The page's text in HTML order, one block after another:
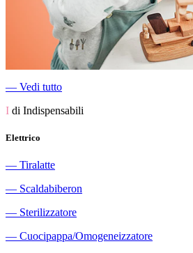
― Vedi tutto
I di Indispensabili
Elettrico
― Tiralatte
― Scaldabiberon
― Sterilizzatore
― Cuocipappa/Omogeneizzatore